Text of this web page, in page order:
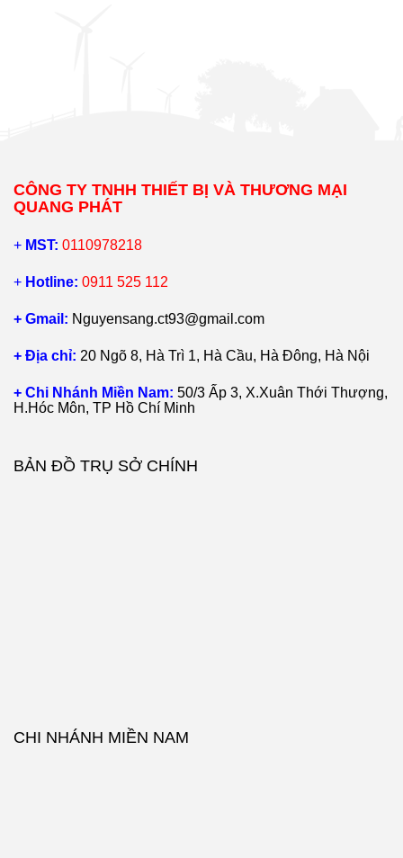
CÔNG TY TNHH THIẾT BỊ VÀ THƯƠNG MẠI
QUANG PHÁT
+ MST: 0110978218
+ Hotline: 0911 525 112
+ Gmail: Nguyensang.ct93@gmail.com
+ Địa chỉ: 20 Ngõ 8, Hà Trì 1, Hà Cầu, Hà Đông, Hà Nội
+ Chi Nhánh Miền Nam: 50/3 Ấp 3, X.Xuân Thới Thượng,
H.Hóc Môn, TP Hồ Chí Minh
BẢN ĐỒ TRỤ SỞ CHÍNH
CHI NHÁNH MIỀN NAM